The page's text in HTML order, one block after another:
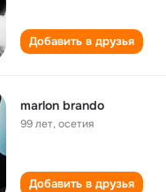
Добавить в друзья
marlon brando
99 лет,осетия
Добавить в друзья